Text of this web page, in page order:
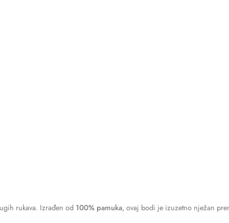
rukava. Izrađen od 100% pamuka, ovaj bodi je izuzetno nježan